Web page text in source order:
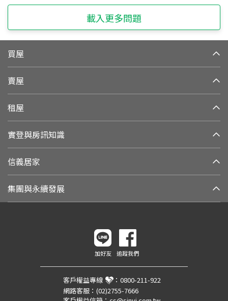
載入更多問題
買屋
賣屋
租屋
實登與房訊知識
信義居家
集團與永續發展
加好友 追蹤我們
客戶權益專線 ： 0800-211-922
網路客服： (02)2755-7666